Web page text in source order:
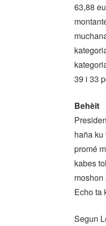
63,88
39 i 33
Behèit
haña
promé
kabes
Echo ta
Segun